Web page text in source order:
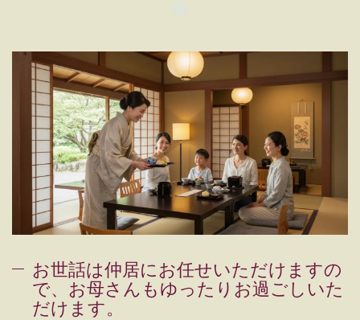
お世話は仲居にお任せいただけますの
で、お母さんもゆったりお過ごしいた
だけます。